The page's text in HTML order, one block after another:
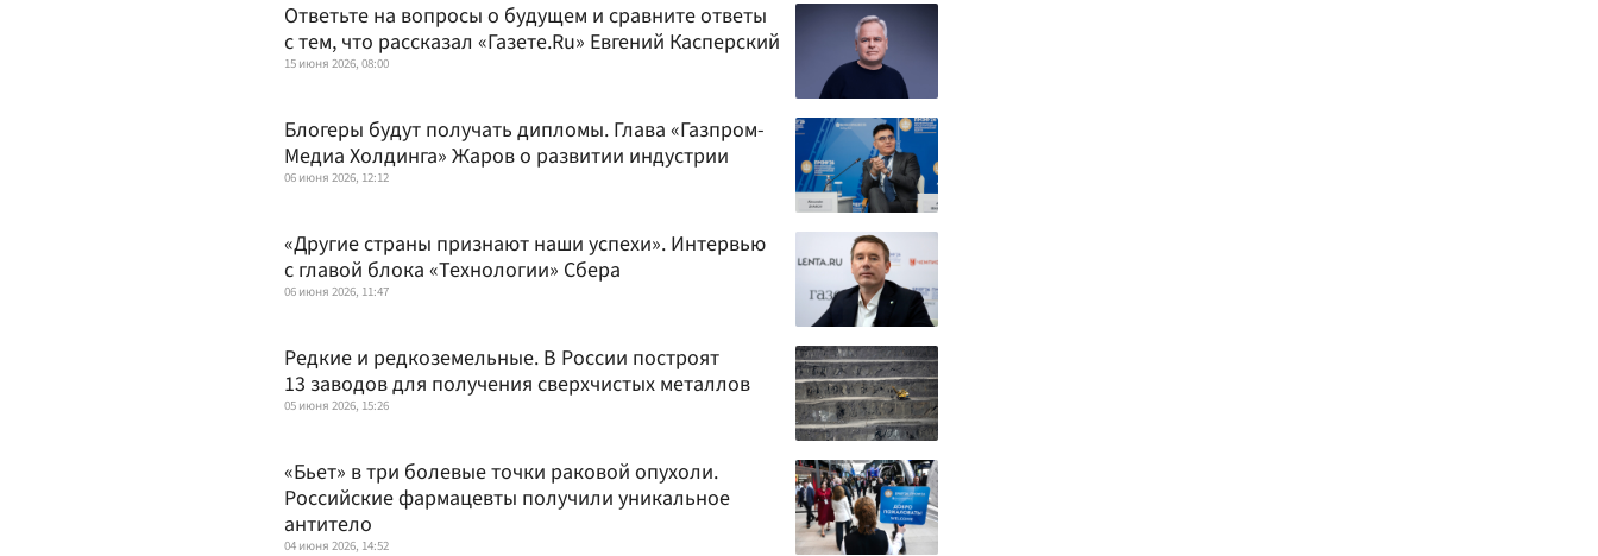
Ответьте на вопросы о будущем и сравните ответы
с тем, что рассказал «Газете.Ru» Евгений Касперский
15 июня 2026, 08:00
Блогеры будут получать дипломы. Глава «Газпром-
Медиа Холдинга» Жаров о развитии индустрии
06 июня 2026, 12:12
«Другие страны признают наши успехи». Интервью
с главой блока «Технологии» Сбера
06 июня 2026, 11:47
Редкие и редкоземельные. В России построят
13 заводов для получения сверхчистых металлов
05 июня 2026, 15:26
«Бьет» в три болевые точки раковой опухоли.
Российские фармацевты получили уникальное
антитело
04 июня 2026, 14:52